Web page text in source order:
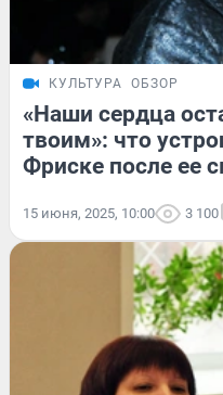
КУЛЬТУРА ОБЗОР
«Наши сердца
твоим»: что
Фриске после ее
15 июня, 2025, 10:00 3 100